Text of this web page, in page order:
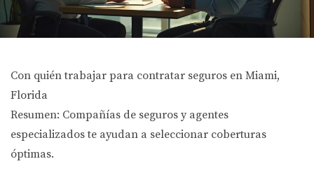
Con quién trabajar para contratar seguros en Miami,
Florida
Resumen: Compañías de seguros y agentes
especializados te ayudan a seleccionar coberturas
óptimas.